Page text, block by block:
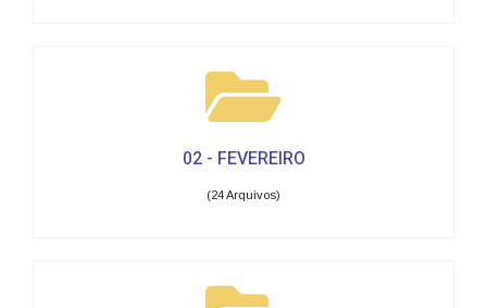
02 - FEVEREIRO
(24 Arquivos)